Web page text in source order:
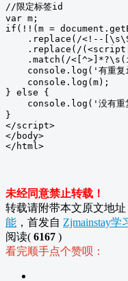
//限定标签id
var m;
if(!!(m =
.replace(/<!--
.replace(/
.match(/
console.log('有重复
    console.log(m);
} else {
console.log('没有重
}
</script>
</body>
</html>
未经同意禁止转载！
转载请附带本文原文地址
能 ，首发自 Zjmainstay学
阅读( 6167 )
看完顺手点个赞呗：